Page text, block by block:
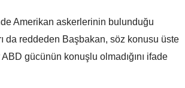
Amerikan askerlerinin bulunduğu
da reddeden Başbakan, söz konusu üste
ABD gücünün konuşlu olmadığını ifade